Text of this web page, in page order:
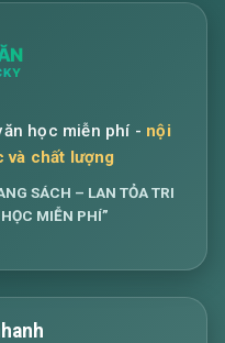
học miễn phí - nội
và chất lượng
SÁCH – LAN TỎA TRI
MIỄN PHÍ”